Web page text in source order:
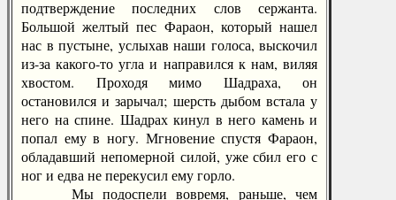
подтверждение последних слов сержанта.
Большой желтый пес Фараон, который нашел
нас в пустыне, услыхав наши голоса, выскочил
из-за какого-то угла и направился к нам, виляя
хвостом. Проходя мимо Шадраха, он
остановился и зарычал; шерсть дыбом встала у
него на спине. Шадрах кинул в него камень и
попал ему в ногу. Мгновение спустя Фараон,
обладавший непомерной силой, уже сбил его с
ног и едва не перекусил ему горло.
Мы подоспели вовремя, раньше, чем